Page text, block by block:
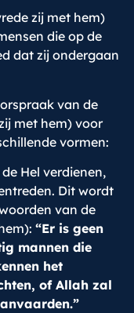
zij met hem)
die op de
dat zij ondergaan
van de
met hem) voor
vormen:
Hel verdienen,
Dit wordt
van de
“Er is geen
mannen die
het
of Allah zal